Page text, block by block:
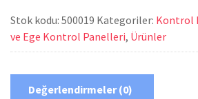
Stok kodu: 500019 Kategoriler: Kontrol
ve Ege Kontrol Panelleri, Ürünler
Değerlendirmeler (0)